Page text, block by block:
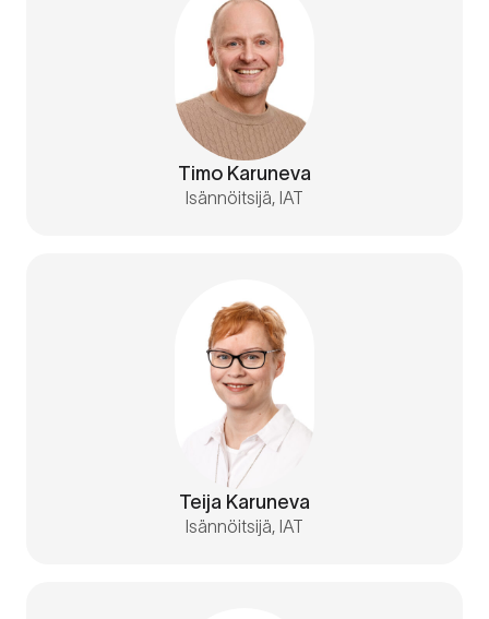
Timo Karuneva
Isännöitsijä, IAT
Teija Karuneva
Isännöitsijä, IAT